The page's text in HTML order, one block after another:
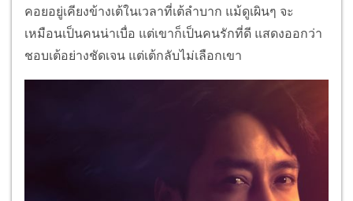
คอยอยู่เคียงข้างเต้ในเวลาที่เต้ลำบาก แม้ดูเผินๆ จะ
เหมือนเป็นคนน่าเบื่อ แต่เขาก็เป็นคนรักที่ดี แสดงออกว่า
ชอบเต้อย่างชัดเจน แต่เต้กลับไม่เลือกเขา